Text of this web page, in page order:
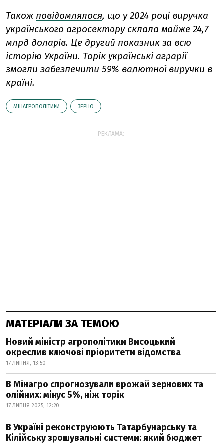
Також повідомлялося, що у 2024 році виручка
українського агросектору склала майже 24,7
млрд доларів. Це другий показник за всю
історію України. Торік українські аграрії
змогли забезпечити 59% валютної виручки в
країні.
МІНАГРОПОЛІТИКИ ЗЕРНО
РЕКЛАМА:
МАТЕРІАЛИ ЗА ТЕМОЮ
Новий міністр агрополітики Висоцький
окреслив ключові пріоритети відомства
17 ЛИПНЯ, 13:50
В Мінагро спрогнозували врожай зернових та
олійних: мінус 5%, ніж торік
17 ЛИПНЯ 2025, 12:20
В Україні реконструюють Татарбунарську та
Кілійську зрошувальні системи: який бюджет